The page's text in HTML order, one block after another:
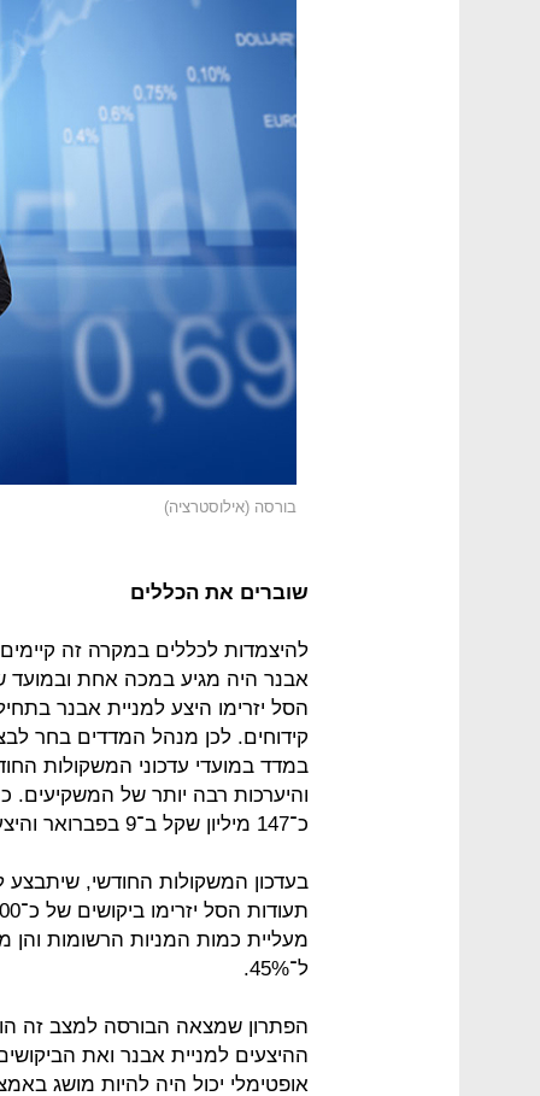
בורסה (אילוסטרציה)
שוברים את הכללים
להיצמדות לכללים במקרה זה
אבנר היה מגיע במכה אחת ובמועד
הסל יזרימו היצע למניית אבנר
קידוחים. לכן מנהל המדדים בחר
במדד במועדי עדכוני המשקולות
והיערכות רבה יותר של המשקיעים.
כ־147 מיליון שקל ב־9 בפברואר והיצע נוסף של כ־124 מיליון שקל ב־2 במרץ.
בעדכון המשקולות החודשי,
מעליית כמות המניות הרשומות והן
ל־45%.
הפתרון שמצאה הבורסה למצב זה
ההיצעים למניית אבנר ואת
אופטימלי יכול היה להיות מושג